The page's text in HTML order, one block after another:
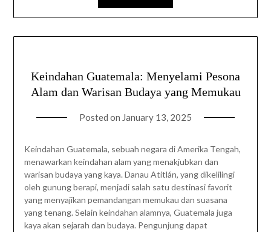
Keindahan Guatemala: Menyelami Pesona
Alam dan Warisan Budaya yang Memukau
Posted on January 13, 2025
Keindahan Guatemala, sebuah negara di Amerika Tengah,
menawarkan keindahan alam yang menakjubkan dan
warisan budaya yang kaya. Danau Atitlán, yang dikelilingi
oleh gunung berapi, menjadi salah satu destinasi favorit
yang menyajikan pemandangan memukau dan suasana
yang tenang. Selain keindahan alamnya, Guatemala juga
kaya akan sejarah dan budaya. Pengunjung dapat